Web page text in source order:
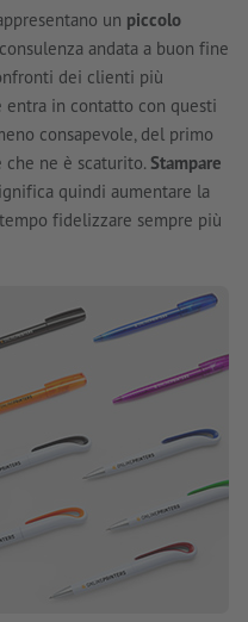
un piccolo
andata a buon fine
dei clienti più
in contatto con questi
consapevole, del primo
ne è scaturito. Stampare
quindi aumentare la
fidelizzare sempre più